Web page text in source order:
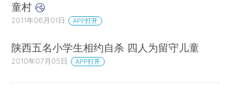
童村
2011年06月01日 APP打开
陕西五名小学生相约自杀 四人为留守儿童
2010年07月05日 APP打开